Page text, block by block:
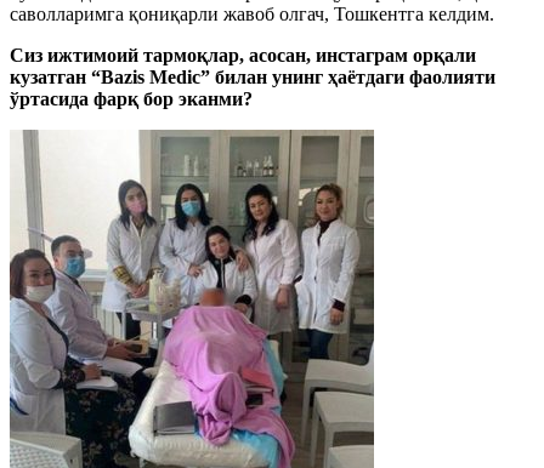
саволларимга қониқарли жавоб олгач, Тошкентга келдим.
Сиз ижтимоий тармоқлар, асосан, инстаграм орқали
кузатган “Bazis Medic” билан унинг ҳаётдаги фаолияти
ўртасида фарқ бор эканми?